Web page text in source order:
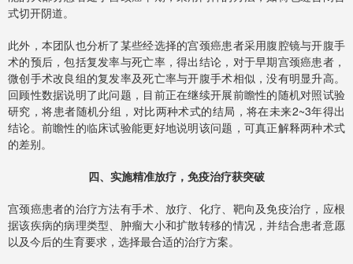
式切开阴道。
此外，本团队也分析了某些经选择的宫颈癌患者采用腹腔镜与开腹手
术的预后，包括复发率与死亡率，得出结论，对于早期宫颈癌患者，
微创手术改良组的复发率及死亡率与开腹手术相似，没有明显升高。
回顾性数据说明了此问题，目前正在继续开展前瞻性的随机对照试验
研究，将患者随机分组，对比两种术式的结局，将在未来2~3年得出
结论。前瞻性的临床试验能更好地说明该问题，可真正解释两种术式
的差别。
四、实施精准放疗，免疫治疗获突破
宫颈癌患者的治疗方法有手术、放疗、化疗、靶向及免疫治疗，应根
据该疾病的病理类型、肿瘤大小和扩散转移的情况，并结合患者意愿
以及今后的生育要求，选择最合适的治疗方案。